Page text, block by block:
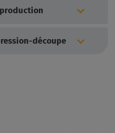
découpe